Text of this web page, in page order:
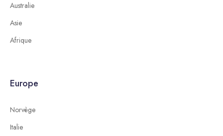
Australie
Asie
Afrique
Europe
Norvège
Italie